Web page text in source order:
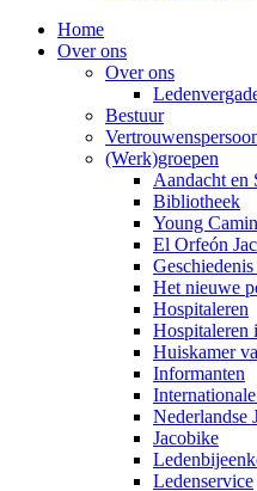
Home
Over ons
Over ons
Bestuur
(Werk)groepen
Aandacht en
Bibliotheek
Young
El Orfeón
Het nieuwe
Hospitaleren
Hospitaleren
Huiskamer
Informanten
Nederlandse
Jacobike
Ledenservice